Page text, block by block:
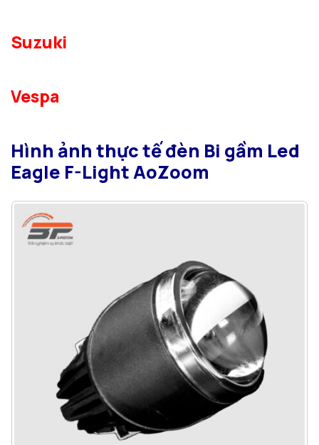
Suzuki
Vespa
Hình ảnh thực tế đèn Bi gầm Led
Eagle F-Light AoZoom